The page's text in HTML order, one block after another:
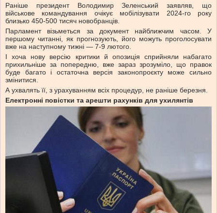
Раніше президент Володимир Зеленський заявляв, що
військове командування очікує мобілізувати 2024-го року
близько 450-500 тисяч новобранців.
Парламент візьметься за документ найближчим часом. У
першому читанні, як прогнозують, його можуть проголосувати
вже на наступному тижні — 7-9 лютого.
І хоча нову версію критики й опозиція сприйняли набагато
прихильніше за попередню, вже зараз зрозуміло, що правок
буде багато і остаточна версія законопроєкту може сильно
змінитися.
А ухвалять її, з урахуванням всіх процедур, не раніше березня.
Електронні повістки та арешти рахунків для ухилянтів